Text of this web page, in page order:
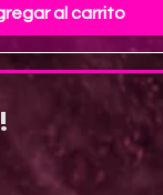
al carrito